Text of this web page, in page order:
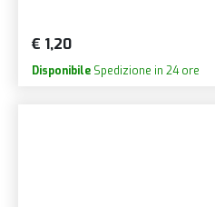
€ 1,20
Disponibile Spedizione in 24 ore